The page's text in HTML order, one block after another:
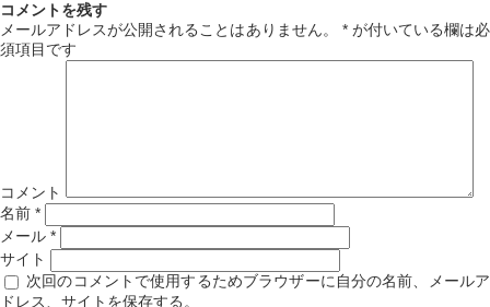
コメントを残す
メールアドレスが公開されることはありません。
*が付いている欄は必
須項目です
コメント
名前 *
メール *
サイト
次回のコメントで使用するためブラウザーに自分の名前、メールア
ドレス、サイトを保存する。